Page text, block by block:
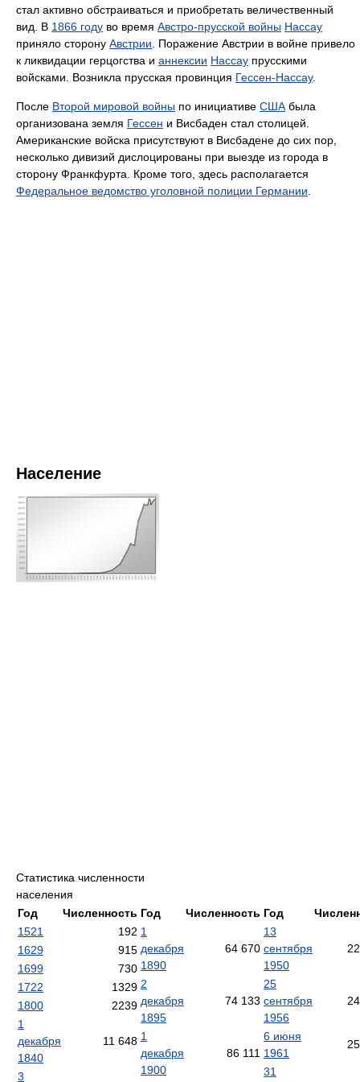
стал активно обстраиваться и приобретать величественный
вид. В 1866 году во время Австро-прусской войны Нассау
приняло сторону Австрии . Поражение Австрии в войне привело
к ликвидации герцогства и аннексии Нассау прусскими
войсками. Возникла прусская провинция Гессен-Нассау.
После Второй мировой войны по инициативе США была
организована земля Гессен и Висбаден стал столицей.
Американские войска присутствуют в Висбадене до сих пор,
несколько дивизий дислоцированы при выезде из города в
сторону Франкфурта. Кроме того, здесь располагается
Федеральное ведомство уголовной полиции Германии
Население
Статистика численности
населения
Год
Численность
1521
192
1629
915
1699
730
1722
1329
1800
2239
1
декабря
1840
11 648
3
Год
Численность
1
декабря
1890
64 670
2
декабря
1895
74 133
1
декабря
1900
86 111
Год
13
сентября
1950
25
сентября
1956
6 июня
1961
31